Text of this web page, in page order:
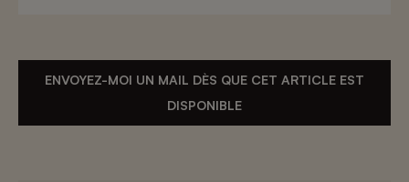
ENVOYEZ-MOI UN MAIL DÈS QUE CET ARTICLE EST
DISPONIBLE